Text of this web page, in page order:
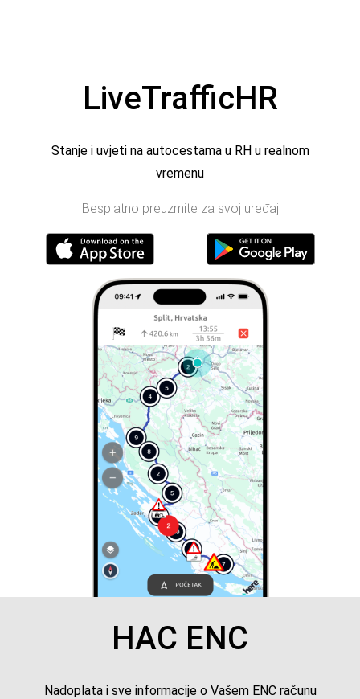
LiveTrafficHR
Stanje i uvjeti na autocestama u RH u realnom
vremenu
Besplatno preuzmite za svoj uređaj
HAC ENC
Nadoplata i sve informacije o Vašem ENC računu